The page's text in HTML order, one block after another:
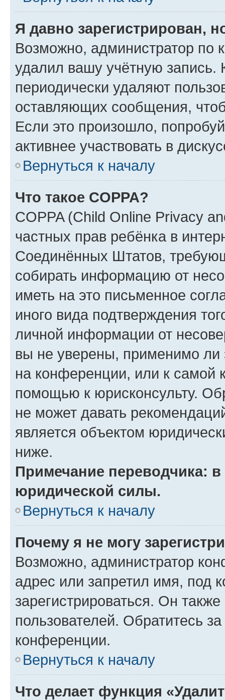
Я давно зарегистрирован,
Возможно, администратор по
удалил вашу учётную запись.
периодически удаляют
оставляющих сообщения,
Если это произошло,
активнее участвовать в
Вернуться к началу
Что такое COPPA?
COPPA (Child Online Privacy
частных прав ребёнка в
Соединённых Штатов,
собирать информацию от
иметь на это письменное
иного вида подтверждения
личной информации от
вы не уверены, применимо ли
на конференции, или к самой
помощью к юрисконсульту.
не может давать
является объектом
ниже.
Примечание переводчика:
юридической силы.
Вернуться к началу
Почему я не могу
Возможно, администратор
адрес или запретил имя, под
зарегистрироваться. Он
пользователей. Обратитесь
конференции.
Вернуться к началу
Что делает функция